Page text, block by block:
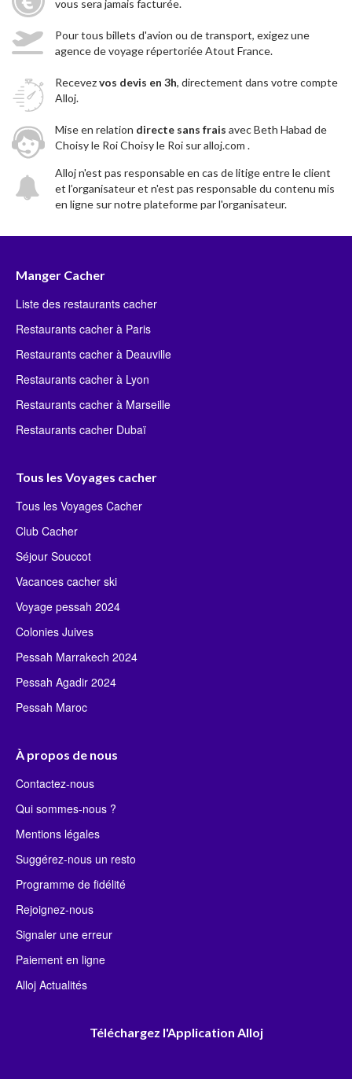
vous sera jamais facturée.
Pour tous billets d'avion ou de transport, exigez une
agence de voyage répertoriée Atout France.
Recevezvos devis en 3h, directement dans votre compte
Alloj.
Mise en relation directe sans frais avec Beth Habad de
Choisy le Roi Choisy le Roi sur alloj.com .
Alloj n'est pas responsable en cas de litige entre le client
et l’organisateur et n'est pas responsable du contenu mis
en ligne sur notre plateforme par l'organisateur.
Manger Cacher
Liste des restaurants cacher
Restaurants cacher à Paris
Restaurants cacher à Deauville
Restaurants cacher à Lyon
Restaurants cacher à Marseille
Restaurants cacher Dubaï
Tous les Voyages cacher
Tous les Voyages Cacher
Club Cacher
Séjour Souccot
Vacances cacher ski
Voyage pessah 2024
Colonies Juives
Pessah Marrakech 2024
Pessah Agadir 2024
Pessah Maroc
À propos de nous
Contactez-nous
Qui sommes-nous ?
Mentions légales
Suggérez-nous un resto
Programme de fidélité
Rejoignez-nous
Signaler une erreur
Paiement en ligne
Alloj Actualités
Téléchargez l'Application Alloj